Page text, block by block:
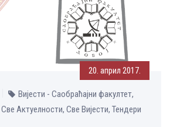
20. април 2017.
Вијести - Саобраћајни факултет,
Aктуелности, Све Вијести, Тендери